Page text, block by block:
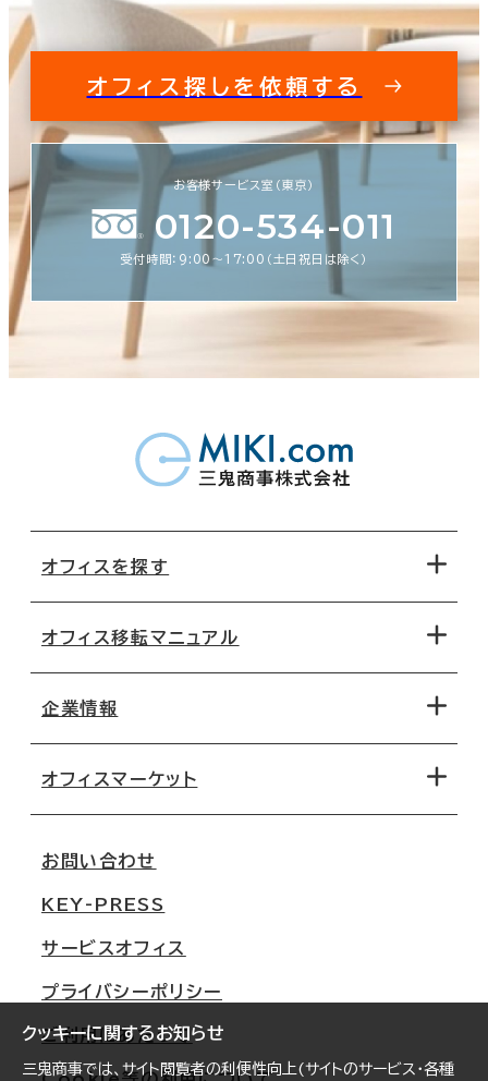
クッキーに関するお知らせ
三鬼商事では、サイト閲覧者の利便性向上(サイトのサービス・各種
オフィス探しを依頼する
お客様サービス室（東京）
0120-534-011
受付時間：9:00〜17:00（土日祝日は除く）
オフィスを探す
地図から探す
路線・駅から探す
オフィス移転マニュアル
移転コストシミュレーション
移転スケジュール
オフィス移転Q&A
企業情報
オフィスマーケット
大阪
名古屋
札幌
仙台
お問い合わせ
KEY-PRESS
サービスオフィス
プライバシーポリシー
ご利用にあたって